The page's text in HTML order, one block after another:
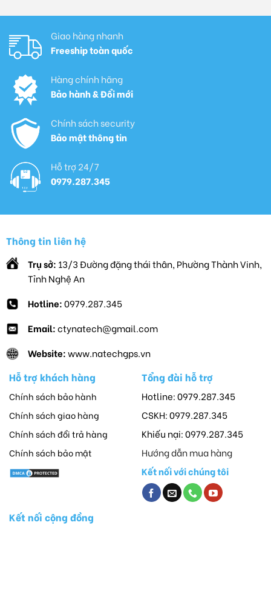
Giao hàng nhanh
Freeship toàn quốc
Hàng chính hãng
Bảo hành & Đổi mới
Chính sách security
Bảo mật thông tin
Hỗ trợ 24/7
0979.287.345
Thông tin liên hệ
Trụ sở: 13/3 Đường đặng thái thân, Phường Thành Vinh,
Tỉnh Nghệ An
Hotline:0979.287.345
Email:ctynatech@gmail.com
Website:www.natechgps.vn
Hỗ trợ khách hàng
Chính sách bảo hành
Chính sách giao hàng
Chính sách đổi trả hàng
Chính sách bảo mật
Tổng đài hỗ trợ
Hotline: 0979.287.345
CSKH: 0979.287.345
Khiếu nại: 0979.287.345
Hướng dẫn mua hàng
Kết nối với chúng tôi
Kết nối cộng đồng